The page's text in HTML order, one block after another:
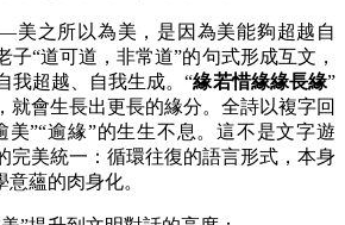
美之所以為美，是因為美能夠超越自
子“道可道，非常道”的句式形成互文，
我超越、自我生成。“緣若惜緣緣長緣”
會生長出更長的緣分。全詩以複字回
美”“逾緣”的生生不息。這不是文字遊
完美統一：循環往復的語言形式，本身
蘊的肉身化。